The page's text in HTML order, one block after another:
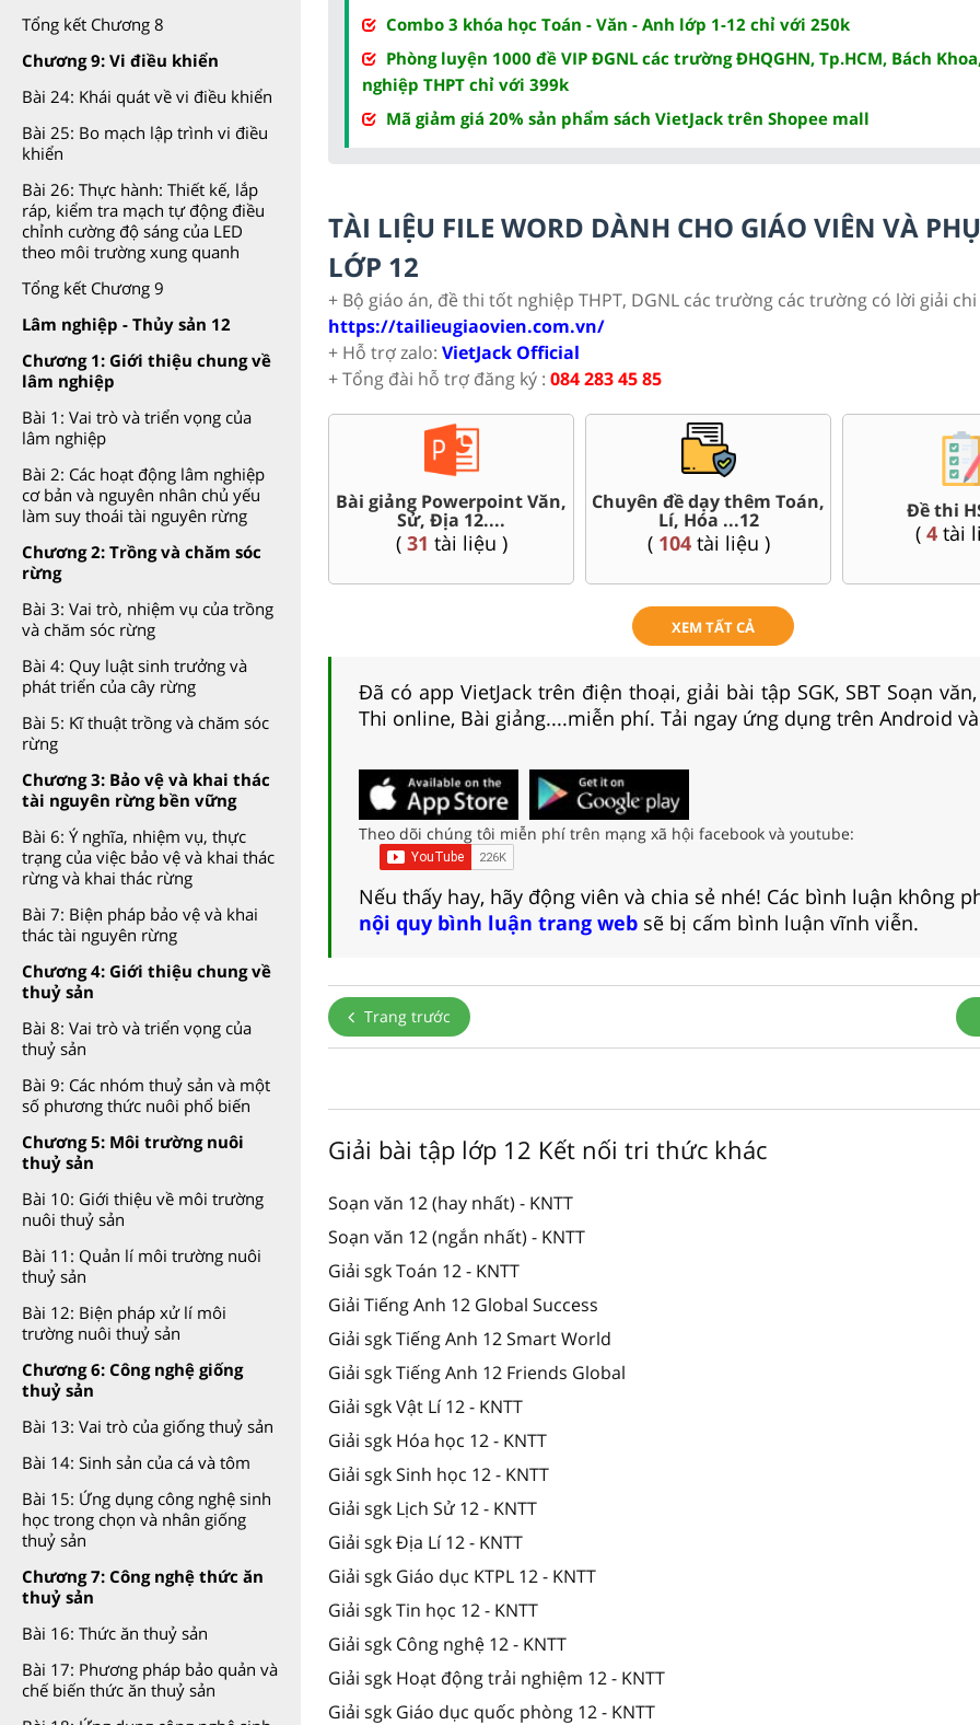
Tổng kết Chương 8
Chương 9: Vi điều khiển
Bài 24: Khái quát về vi điều khiển
Bài 25: Bo mạch lập trình vi điều
khiển
Bài 26: Thực hành: Thiết kế, lắp
ráp, kiểm tra mạch tự động điều
chỉnh cường độ sáng của LED
theo môi trường xung quanh
Tổng kết Chương 9
Lâm nghiệp - Thủy sản 12
Chương 1: Giới thiệu chung về
lâm nghiệp
Bài 1: Vai trò và triển vọng của
lâm nghiệp
Bài 2: Các hoạt động lâm nghiệp
cơ bản và nguyên nhân chủ yếu
làm suy thoái tài nguyên rừng
Chương 2: Trồng và chăm sóc
rừng
Bài 3: Vai trò, nhiệm vụ của trồng
và chăm sóc rừng
Bài 4: Quy luật sinh trưởng và
phát triển của cây rừng
Bài 5: Kĩ thuật trồng và chăm sóc
rừng
Chương 3: Bảo vệ và khai thác
tài nguyên rừng bền vững
Bài 6: Ý nghĩa, nhiệm vụ, thực
trạng của việc bảo vệ và khai thác
rừng và khai thác rừng
Bài 7: Biện pháp bảo vệ và khai
thác tài nguyên rừng
Chương 4: Giới thiệu chung về
thuỷ sản
Bài 8: Vai trò và triển vọng của
thuỷ sản
Bài 9: Các nhóm thuỷ sản và một
số phương thức nuôi phổ biến
Chương 5: Môi trường nuôi
thuỷ sản
Bài 10: Giới thiệu về môi trường
nuôi thuỷ sản
Bài 11: Quản lí môi trường nuôi
thuỷ sản
Bài 12: Biện pháp xử lí môi
trường nuôi thuỷ sản
Chương 6: Công nghệ giống
thuỷ sản
Bài 13: Vai trò của giống thuỷ sản
Bài 14: Sinh sản của cá và tôm
Bài 15: Ứng dụng công nghệ sinh
học trong chọn và nhân giống
thuỷ sản
Chương 7: Công nghệ thức ăn
thuỷ sản
Bài 16: Thức ăn thuỷ sản
Bài 17: Phương pháp bảo quản và
chế biến thức ăn thuỷ sản
Combo 3 khóa học Toán - Văn - Anh lớp 1-12 chỉ với 250k
Phòng luyện 1000 đề VIP ĐGNL các trường ĐHQGHN, Tp.HCM, Bách
nghiệp THPT chỉ với 399k
Mã giảm giá 20% sản phẩm sách VietJack trên Shopee mall
TÀI LIỆU FILE WORD DÀNH CHO GIÁO VIÊN VÀ
LỚP 12
+ Bộ giáo án, đề thi tốt nghiệp THPT, DGNL các trường các trường có lời giải
https://tailieugiaovien.com.vn/
+ Hỗ trợ zalo: VietJack Official
+ Tổng đài hỗ trợ đăng ký : 084 283 45 85
Bài giảng Powerpoint Văn,
Sử, Địa 12....
(31tài liệu )
Chuyên đề dạy thêm Toán,
Lí, Hóa ...12
104 tài liệu )
Đề thi HSG 12
4tài liệu )
500+ đề thi thử
THPT Quốc gia
128tài
XEM TẤT CẢ
Đã có app VietJack trên điện thoại, giải bài tập SGK, SBT Soạn
Thi online, Bài giảng....miễn phí. Tải ngay ứng dụng trên Android và
Theo dõi chúng tôi miễn phí trên mạng xã hội facebook và youtube:
Nếu thấy hay, hãy động viên và chia sẻ nhé! Các bình luận không
nội quy bình luận trang web sẽ bị cấm bình luận vĩnh viễn.
Trang trước
Giải bài tập lớp 12 Kết nối tri thức khác
Soạn văn 12 (hay nhất) - KNTT
Soạn văn 12 (ngắn nhất) - KNTT
Giải sgk Toán 12 - KNTT
Giải Tiếng Anh 12 Global Success
Giải sgk Tiếng Anh 12 Smart World
Giải sgk Tiếng Anh 12 Friends Global
Giải sgk Vật Lí 12 - KNTT
Giải sgk Hóa học 12 - KNTT
Giải sgk Sinh học 12 - KNTT
Giải sgk Lịch Sử 12 - KNTT
Giải sgk Địa Lí 12 - KNTT
Giải sgk Giáo dục KTPL 12 - KNTT
Giải sgk Tin học 12 - KNTT
Giải sgk Công nghệ 12 - KNTT
Giải sgk Hoạt động trải nghiệm 12 - KNTT
Giải sgk Giáo dục quốc phòng 12 - KNTT